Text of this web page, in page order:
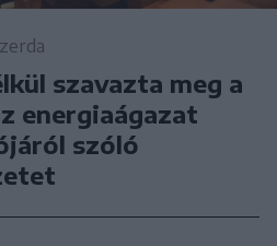
szavazta meg a
energiaágazat
szóló